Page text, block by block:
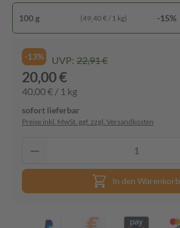
100 g (49,40 € / 1 kg) -15%
-13% UVP: 22,91 €
20,00 €
40,00 € / 1 kg
sofort lieferbar
Preise inkl. MwSt. ggf. zzgl. Versandkosten
In den Warenkorb